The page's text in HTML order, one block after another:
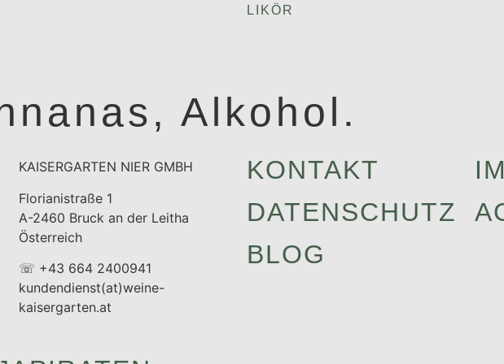
LIKÖR
Alkohol.
KAISERGARTEN NIER GMBH
Florianistraße 1
A-2460 Bruck an der Leitha
Österreich
☏ +43 664 2400941
kundendienst(at)weine-
kaisergarten.at
KONTAKT
DATENSCHUTZ
BLOG